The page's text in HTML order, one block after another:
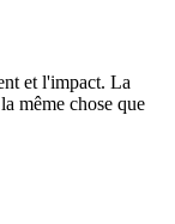
et l'impact. La
même chose que